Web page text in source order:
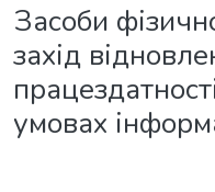
Засоби
захід
умовах